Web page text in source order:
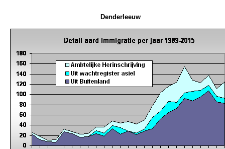
Denderleeuw